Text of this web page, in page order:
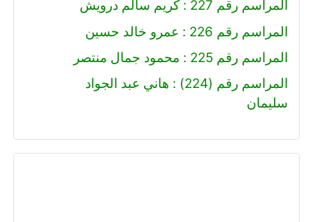
المراسم رقم 227 : كريم سالم درويش
المراسم رقم 226 : عمرو خالد حسين
المراسم رقم 225 : محمود جمال منتصر
المراسم رقم (224) : هاني عبد الجواد
سليمان